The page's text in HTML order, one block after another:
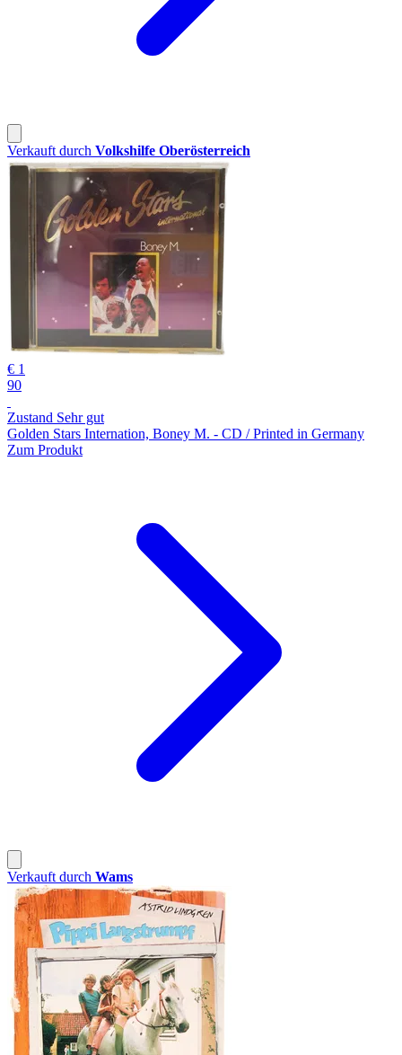
Verkauft durch Volkshilfe Oberösterreich
€ 1
90
Zustand Sehr gut
Golden Stars Internation, Boney M. - CD / Printed in Germany
Zum Produkt
Verkauft durch Wams